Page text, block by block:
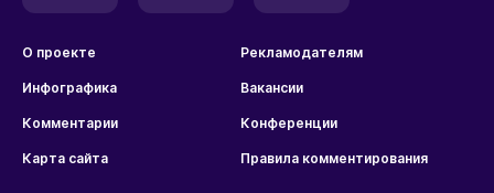
О проекте Рекламодателям
Инфографика Вакансии
Комментарии Конференции
Карта сайта Правила комментирования